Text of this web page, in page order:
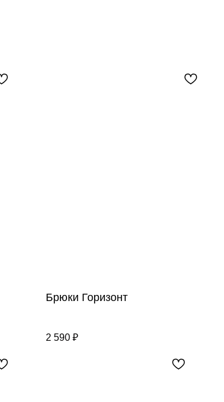
Брюки Горизонт
2 590 ₽